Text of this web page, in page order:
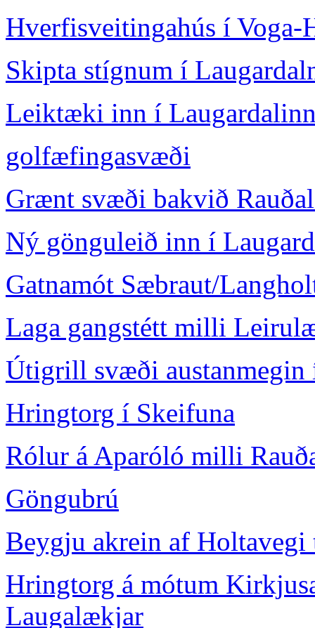
Hverfisveitingahús í Voga-
Skipta stígnum í
Leiktæki inn í
golfæfingasvæði
Grænt svæði bakvið
Ný gönguleið inn í
Gatnamót Sæbraut/
Laga gangstétt milli
Útigrill svæði austanmegin
Hringtorg í Skeifuna
Rólur á Aparóló milli
Göngubrú
Beygju akrein af
Hringtorg á mótum
Laugalækjar